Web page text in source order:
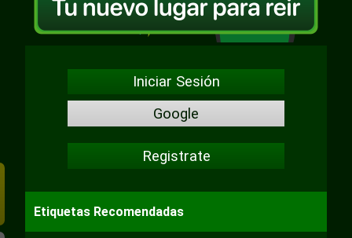
Iniciar Sesión
Google
Registrate
Etiquetas Recomendadas